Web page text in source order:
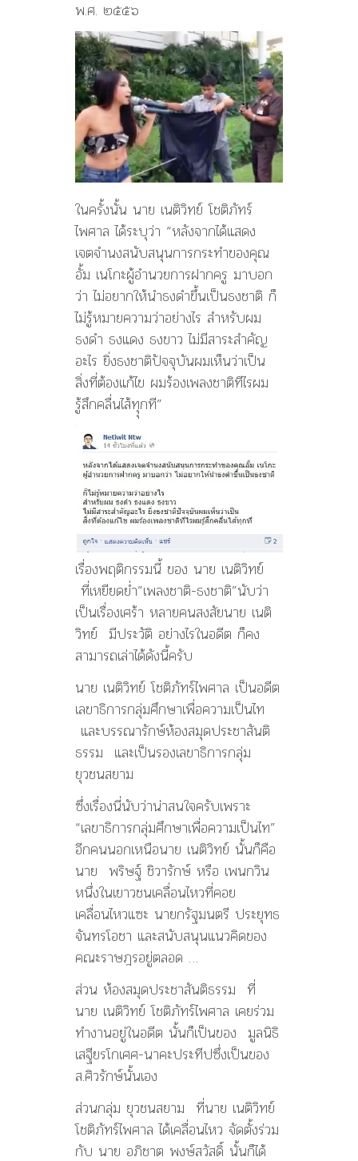
พ.ศ. ๒๕๕๖
ในครั้งนั้น นาย เนติวิทย์ โชติภัทร์
ไพศาล ได้ระบุว่า “หลังจากได้แสดง
เจตจำนงสนับสนุนการกระทำของคุณ
อั้ม เนโกะผู้อำนวยการฝากครู มาบอก
ว่า ไม่อยากให้นำธงดำขึ้นเป็นธงชาติ ก็
ไม่รู้หมายความว่าอย่างไร สำหรับผม
ธงดำ ธงแดง ธงขาว ไม่มีสาระสำคัญ
อะไร ยิ่งธงชาติปัจจุบันผมเห็นว่าเป็น
สิ่งที่ต้องแก้ไข ผมร้องเพลงชาติทีไรผม
รู้สึกคลื่นไส้ทุุกที”
เรื่องพฤติกรรมนี้ ของ นาย เนติวิทย์
ที่เหยียดย่ำ”เพลงชาติ-ธงชาติ”นับว่า
เป็นเรื่องเศร้า หลายคนสงสัยนาย เนติ
วิทย์ มีประวัติ อย่างไรในอดีต ก็คง
สามารถเล่าได้ดังนี้ครับ
นาย เนติวิทย์ โชติภัทร์ไพศาล เป็นอดีต
เลขาธิการกลุ่มศึกษาเพื่อความเป็นไท
และบรรณารักษ์ห้องสมุดประชาสันติ
ธรรม และเป็นรองเลขาธิการกลุ่ม
ยุวชนสยาม
ซึ่งเรื่องนี่นับว่าน่าสนใจครับเพราะ
“เลขาธิการกลุ่มศึกษาเพื่อความเป็นไท”
อีกคนนอกเหนือนาย เนติวิทย์ นั้นก็คือ
นาย พริษฐ์ ชิวารักษ์ หรือ เพนกวิน
หนึ่งในเยาวชนเคลื่อนไหวที่คอย
เคลื่อนไหวแซะ นายกรัฐมนตรี ประยุทธ
จันทรโอชา และสนับสนุนแนวคิดของ
คณะราษฎรอยู่ตลอด …
ส่วน ห้องสมุดประชาสันติธรรม ที่
นาย เนติวิทย์ โชติภัทร์ไพศาล เคยร่วม
ทำงานอยู่ในอดีต นั้นก็เป็นของ มูลนิธิ
เสฐียรโกเศศ-นาคะประทีปซึ่งเป็นของ
ส.ศิวรักษ์นั้นเอง
ส่วนกลุ่ม ยุวชนสยาม ที่นาย เนติวิทย์
โชติภัทร์ไพศาล ได้เคลื่อนไหว จัดตั้งร่วม
กับ นาย อภิชาต พงษ์สวัสดิ์ นั้นก็ได้